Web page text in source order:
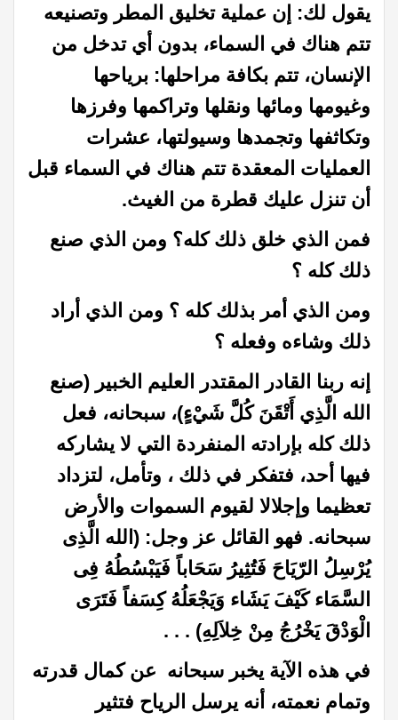
يقول لك: إن عملية تخليق المطر وتصنيعه
تتم هناك في السماء، بدون أي تدخل من
الإنسان، تتم بكافة مراحلها: برياحها
وغيومها ومائها ونقلها وتراكمها وفرزها
وتكاثفها وتجمدها وسيولتها، عشرات
العمليات المعقدة تتم هناك في السماء قبل
أن تنزل عليك قطرة من الغيث.
فمن الذي خلق ذلك كله؟ ومن الذي صنع
ذلك كله ؟
ومن الذي أمر بذلك كله ؟ ومن الذي أراد
ذلك وشاءه وفعله ؟
إنه ربنا القادر المقتدر العليم الخبير (صنع
الله الَّذِي أَتْقَنَ كُلَّ شَيْءٍ)، سبحانه، فعل
ذلك كله بإرادته المنفردة التي لا يشاركه
فيها أحد، فتفكر في ذلك ، وتأمل، لتزداد
تعظيما وإجلالا لقيوم السموات والأرض
سبحانه. فهو القائل عز وجل: (الله الَّذِى
يُرْسِلُ الرّيَاحَ فَتُثِيرُ سَحَاباً فَيَبْسُطُهُ فِى
السَّمَاء كَيْفَ يَشَاء وَيَجْعَلُهُ كِسَفاً فَتَرَى
الْوَدْقَ يَخْرُجُ مِنْ خِلاَلِهِ) . . .
في هذه الآية يخبر سبحانه عن كمال قدرته
وتمام نعمته، أنه يرسل الرياح فتثير